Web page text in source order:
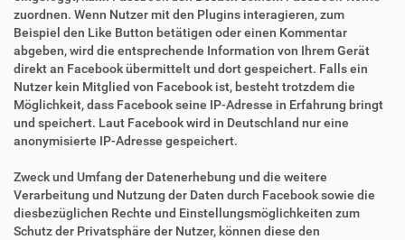
zuordnen. Wenn Nutzer mit den Plugins interagieren, zum
Beispiel den Like Button betätigen oder einen Kommentar
abgeben, wird die entsprechende Information von Ihrem Gerät
direkt an Facebook übermittelt und dort gespeichert. Falls ein
Nutzer kein Mitglied von Facebook ist, besteht trotzdem die
Möglichkeit, dass Facebook seine IP-Adresse in Erfahrung bringt
und speichert. Laut Facebook wird in Deutschland nur eine
anonymisierte IP-Adresse gespeichert.
Zweck und Umfang der Datenerhebung und die weitere
Verarbeitung und Nutzung der Daten durch Facebook sowie die
diesbezüglichen Rechte und Einstellungsmöglichkeiten zum
Schutz der Privatsphäre der Nutzer, können diese den